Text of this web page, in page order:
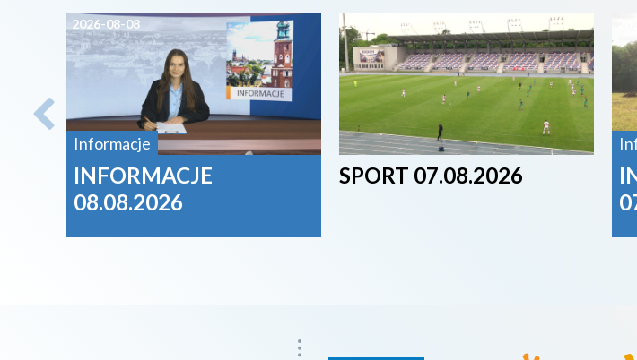
2026-08-08
Informacje
INFORMACJE
08.08.2026
2026-08-07
SPORT 07.08.2026